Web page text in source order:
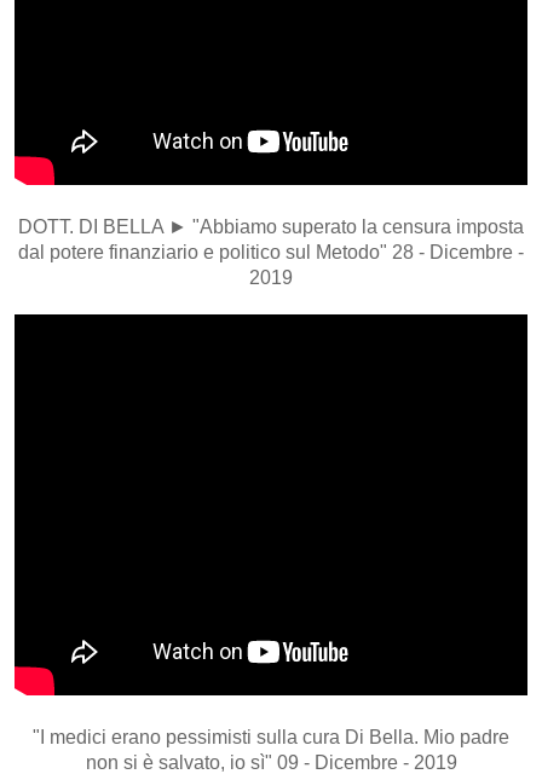
DOTT. DI BELLA ► "Abbiamo superato la censura imposta
dal potere finanziario e politico sul Metodo" 28 - Dicembre -
2019
"I medici erano pessimisti sulla cura Di Bella. Mio padre
non si è salvato, io sì" 09 - Dicembre - 2019